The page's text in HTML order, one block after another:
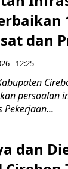
dan
- 12:25
persoalan
Pekerjaan...
dan